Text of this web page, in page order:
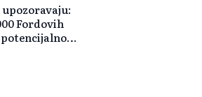
Fordovih